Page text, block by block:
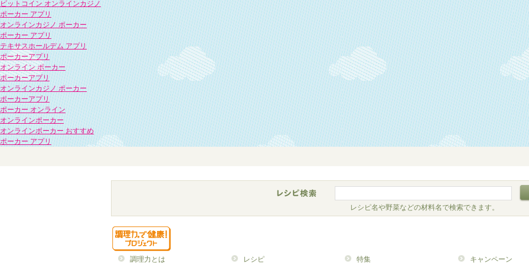
ビットコイン オンラインカジノ
ポーカー アプリ
オンラインカジノ ポーカー
ポーカー アプリ
テキサスホールデム アプリ
ポーカーアプリ
オンライン ポーカー
ポーカーアプリ
オンラインカジノ ポーカー
ポーカーアプリ
ポーカー オンライン
オンラインポーカー
オンラインポーカー おすすめ
ポーカー アプリ
レシピ名や野菜などの材料名で検索できます。
調理力とは レシピ 特集 キャンペーン